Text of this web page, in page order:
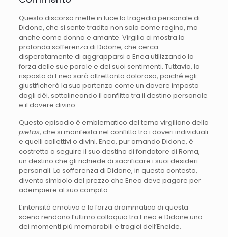
Questo discorso mette in luce la tragedia personale di
Didone, che si sente tradita non solo come regina, ma
anche come donna e amante. Virgilio ci mostra la
profonda sofferenza di Didone, che cerca
disperatamente di aggrapparsi a Enea utilizzando la
forza delle sue parole e dei suoi sentimenti. Tuttavia, la
risposta di Enea sarà altrettanto dolorosa, poiché egli
giustificherà la sua partenza come un dovere imposto
dagli dèi, sottolineando il conflitto tra il destino personale
e il dovere divino.
Questo episodio è emblematico del tema virgiliano della
pietas, che si manifesta nel conflitto tra i doveri individuali
e quelli collettivi o divini. Enea, pur amando Didone, è
costretto a seguire il suo destino di fondatore di Roma,
un destino che gli richiede di sacrificare i suoi desideri
personali. La sofferenza di Didone, in questo contesto,
diventa simbolo del prezzo che Enea deve pagare per
adempiere al suo compito.
L’intensità emotiva e la forza drammatica di questa
scena rendono l’ultimo colloquio tra Enea e Didone uno
dei momenti più memorabili e tragici dell’Eneide.